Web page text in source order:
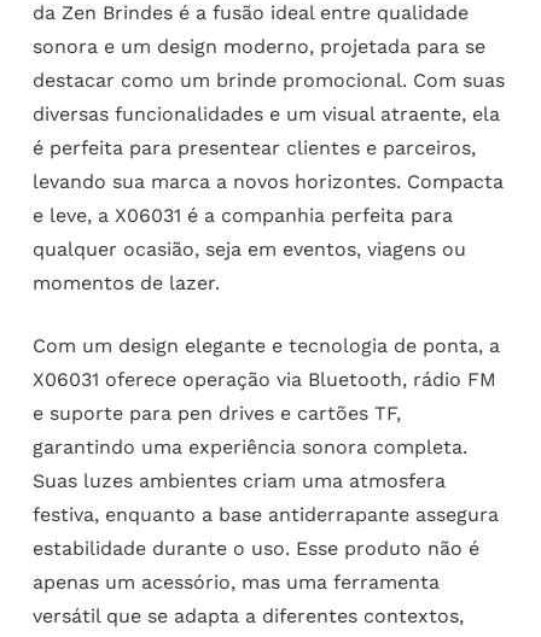
da Zen Brindes é a fusão ideal entre qualidade
sonora e um design moderno, projetada para se
destacar como um brinde promocional. Com suas
diversas funcionalidades e um visual atraente, ela
é perfeita para presentear clientes e parceiros,
levando sua marca a novos horizontes. Compacta
e leve, a X06031 é a companhia perfeita para
qualquer ocasião, seja em eventos, viagens ou
momentos de lazer.
Com um design elegante e tecnologia de ponta, a
X06031 oferece operação via Bluetooth, rádio FM
e suporte para pen drives e cartões TF,
garantindo uma experiência sonora completa.
Suas luzes ambientes criam uma atmosfera
festiva, enquanto a base antiderrapante assegura
estabilidade durante o uso. Esse produto não é
apenas um acessório, mas uma ferramenta
versátil que se adapta a diferentes contextos,